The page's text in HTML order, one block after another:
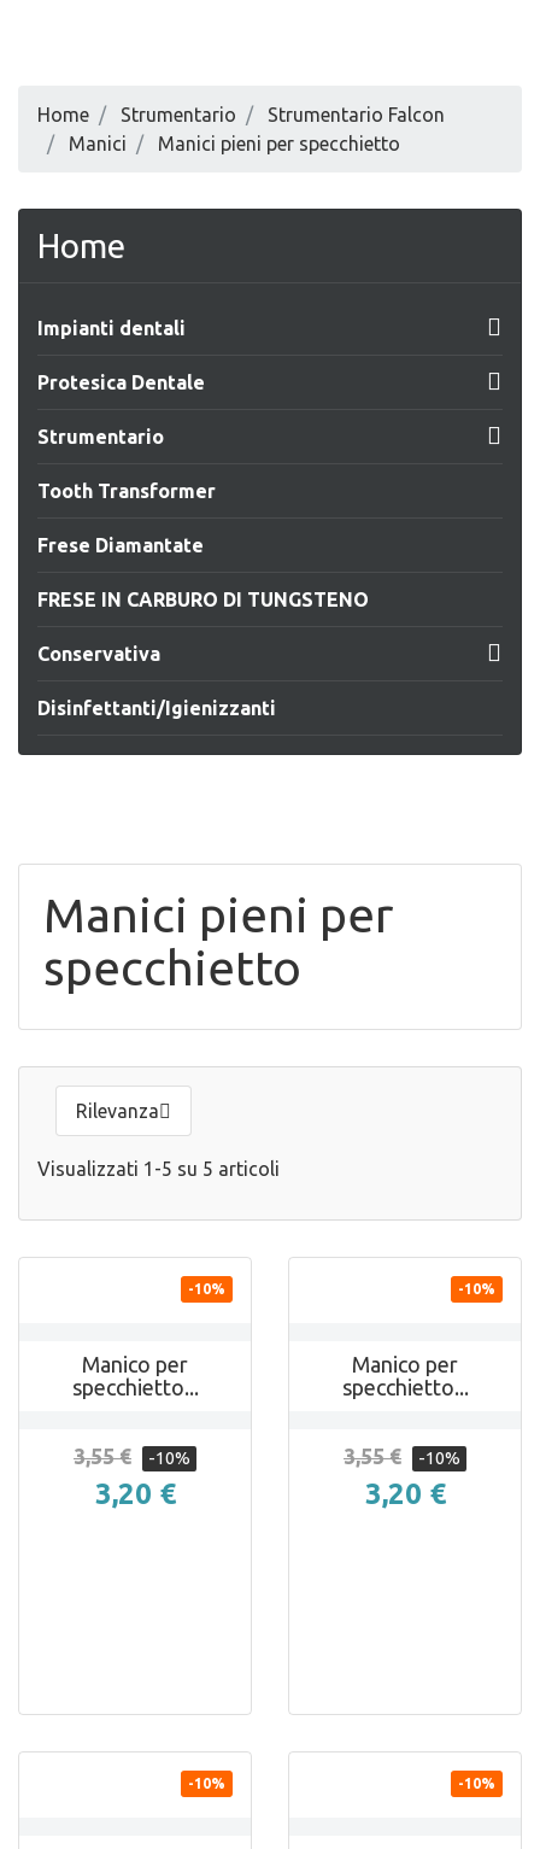
Home Strumentario
Strumentario Falcon
Manici
Manici pieni per specchietto
Home
Impianti dentali 
Protesica Dentale 
Strumentario 
Tooth Transformer
Frese Diamantate
FRESE IN CARBURO DI TUNGSTENO
Conservativa 
Disinfettanti/Igienizzanti
Manici pieni per
specchietto
Rilevanza
Visualizzati 1-5 su 5 articoli
-10%

Manico per
specchietto...
3,55 € -10%
3,20 €
-10%

Manico per
specchietto...
3,55 € -10%
3,20 €
-10%

-10%
